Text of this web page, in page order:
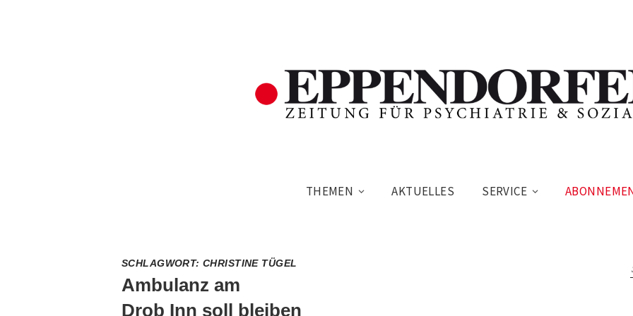
THEMEN AKTUELLES SERVICE
SCHLAGWORT:CHRISTINE TÜGEL
Ambulanz am
Drob Inn soll bleiben